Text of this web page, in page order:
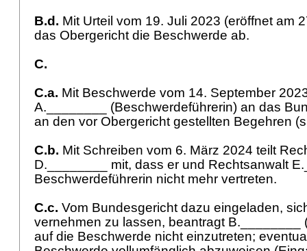
B.d. Mit Urteil vom 19. Juli 2023 (eröffnet am
das Obergericht die Beschwerde ab.
C.
C.a. Mit Beschwerde vom 14. September
A.________ (Beschwerdeführerin) an das
an den vor Obergericht gestellten Begehren
C.b. Mit Schreiben vom 6. März 2024 teilt
D.________ mit, dass er und Rechtsanwalt
Beschwerdeführerin nicht mehr vertreten.
C.c. Vom Bundesgericht dazu eingeladen,
vernehmen zu lassen, beantragt B.________
auf die Beschwerde nicht einzutreten;